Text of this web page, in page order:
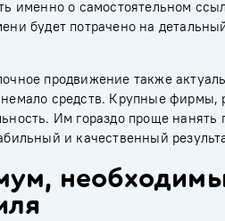
именно о самостоятельном
будет потрачено на
продвижение также
средств. Крупные фирмы,
Им гораздо проще нанять
и качественный